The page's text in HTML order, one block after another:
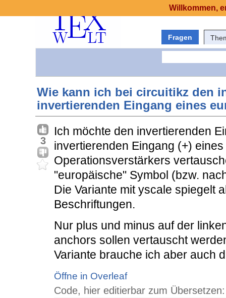
Fragen
Wie kann ich bei circuitikz den
invertierenden Eingang eines
3
Ich möchte den invertierenden
invertierenden Eingang (+)
Operationsverstärkers
"europäische" Symbol (bzw.
Die Variante mit yscale spiegelt
Beschriftungen.
Nur plus und minus auf der
anchors sollen vertauscht
Variante brauche ich aber auch
Öffne in Overleaf
Code, hier editierbar zum Übersetzen:
Willkommen,